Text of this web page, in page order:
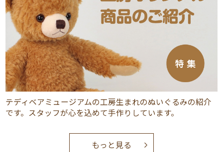
テディベアミュージアムの工房生まれのぬいぐるみの紹介
です。スタッフが心を込めて手作りしています。
もっと見る